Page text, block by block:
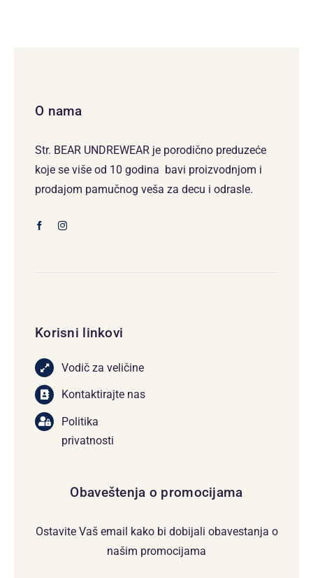
O nama
Str. BEAR UNDREWEAR je porodično preduzeće
koje se više od 10 godina bavi proizvodnjom i
prodajom pamučnog veša za decu i odrasle.
Korisni linkovi
Vodič za veličine
Kontaktirajte nas
Politika
privatnosti
Obaveštenja o promocijama
Ostavite Vaš email kako bi dobijali obavestanja o
našim promocijama